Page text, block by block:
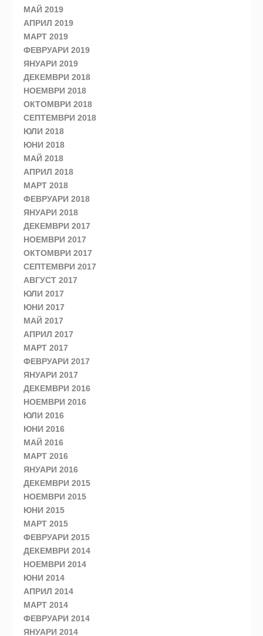
МАЙ 2019
АПРИЛ 2019
МАРТ 2019
ФЕВРУАРИ 2019
ЯНУАРИ 2019
ДЕКЕМВРИ 2018
НОЕМВРИ 2018
ОКТОМВРИ 2018
СЕПТЕМВРИ 2018
ЮЛИ 2018
ЮНИ 2018
МАЙ 2018
АПРИЛ 2018
МАРТ 2018
ФЕВРУАРИ 2018
ЯНУАРИ 2018
ДЕКЕМВРИ 2017
НОЕМВРИ 2017
ОКТОМВРИ 2017
СЕПТЕМВРИ 2017
АВГУСТ 2017
ЮЛИ 2017
ЮНИ 2017
МАЙ 2017
АПРИЛ 2017
МАРТ 2017
ФЕВРУАРИ 2017
ЯНУАРИ 2017
ДЕКЕМВРИ 2016
НОЕМВРИ 2016
ЮЛИ 2016
ЮНИ 2016
МАЙ 2016
МАРТ 2016
ЯНУАРИ 2016
ДЕКЕМВРИ 2015
НОЕМВРИ 2015
ЮНИ 2015
МАРТ 2015
ФЕВРУАРИ 2015
ДЕКЕМВРИ 2014
НОЕМВРИ 2014
ЮНИ 2014
АПРИЛ 2014
МАРТ 2014
ФЕВРУАРИ 2014
ЯНУАРИ 2014